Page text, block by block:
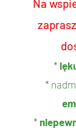
Na
*
*
*